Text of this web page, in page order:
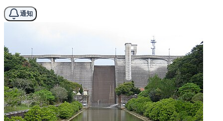
通知